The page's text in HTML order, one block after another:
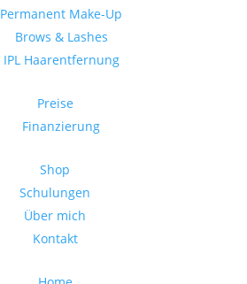
Permanent Make-Up
Brows & Lashes
IPL Haarentfernung
Preise
Finanzierung
Shop
Schulungen
Über mich
Kontakt